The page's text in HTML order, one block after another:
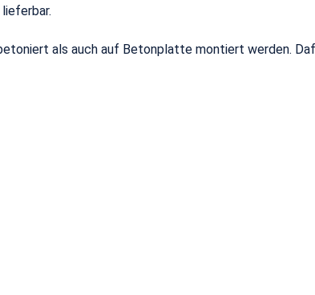
als auch auf Betonplatte montiert werden.